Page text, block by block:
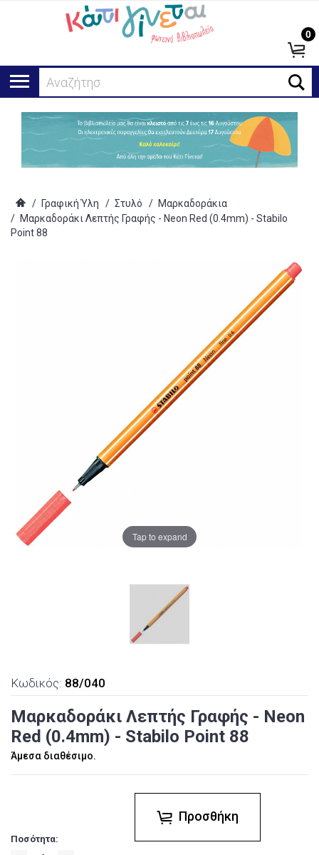
Αναζήτηση...
0
/ Γραφική Ύλη / Στυλό / Μαρκαδοράκια
/ Μαρκαδοράκι Λεπτής Γραφής - Neon Red (0.4mm) - Stabilo
Point 88
Tap to expand
Κωδικός: 88/040
Μαρκαδοράκι Λεπτής Γραφής - Neon
Red (0.4mm) - Stabilo Point 88
Άμεσα διαθέσιμο.
Ποσότητα:
Προσθήκη